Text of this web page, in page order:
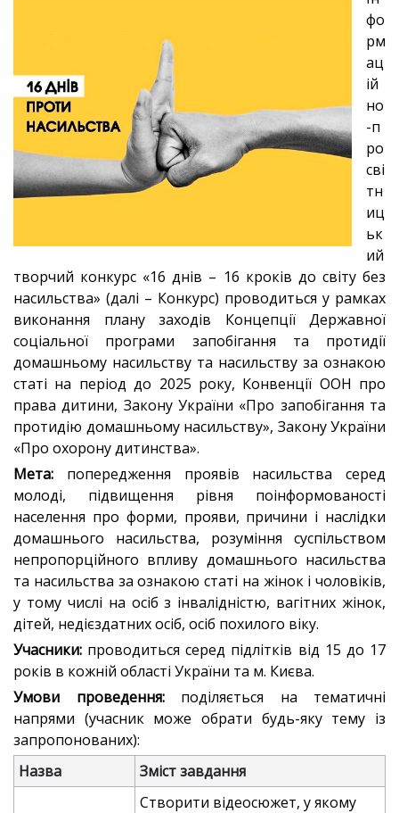
фо
рм
ац
ій
но
-п
ро
сві
тн
иц
ьк
ий
творчий конкурс «16 днів – 16 кроків до світу без
насильства» (далі – Конкурс) проводиться у рамках
виконання плану заходів Концепції Державної
соціальної програми запобігання та протидії
домашньому насильству та насильству за ознакою
статі на період до 2025 року, Конвенції ООН про
права дитини, Закону України «Про запобігання та
протидію домашньому насильству», Закону України
«Про охорону дитинства».
Мета: попередження проявів насильства серед
молоді, підвищення рівня поінформованості
населення про форми, прояви, причини і наслідки
домашнього насильства, розуміння суспільством
непропорційного впливу домашнього насильства
та насильства за ознакою статі на жінок і чоловіків,
у тому числі на осіб з інвалідністю, вагітних жінок,
дітей, недієздатних осіб, осіб похилого віку.
Учасники: проводиться серед підлітків від 15 до 17
років в кожній області України та м. Києва.
Умови проведення: поділяється на тематичні
напрями (учасник може обрати будь-яку тему із
запропонованих):
Назва
Зміст завдання
Створити відеосюжет, у якому